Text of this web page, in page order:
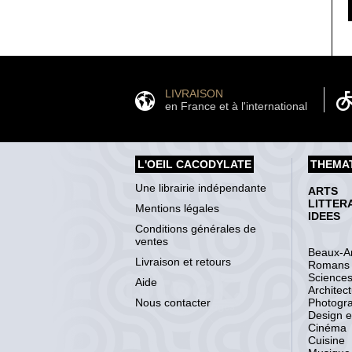
LIVRAISON
en France et à l'international
L'OEIL CACODYLATE
Une librairie indépendante
Mentions légales
Conditions générales de
ventes
Livraison et retours
Aide
Nous contacter
ARTS
IDEES
Beaux-
Romans
Design
Cinéma
Cuisine